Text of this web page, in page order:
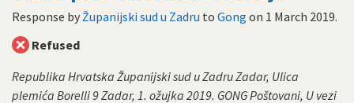
Response by Županijski sud u Zadru to Gong on 1 March 2019.
Refused
Republika Hrvatska Županijski sud u Zadru Zadar, Ulica
plemića Borelli 9 Zadar, 1. ožujka 2019. GONG Poštovani, U vezi